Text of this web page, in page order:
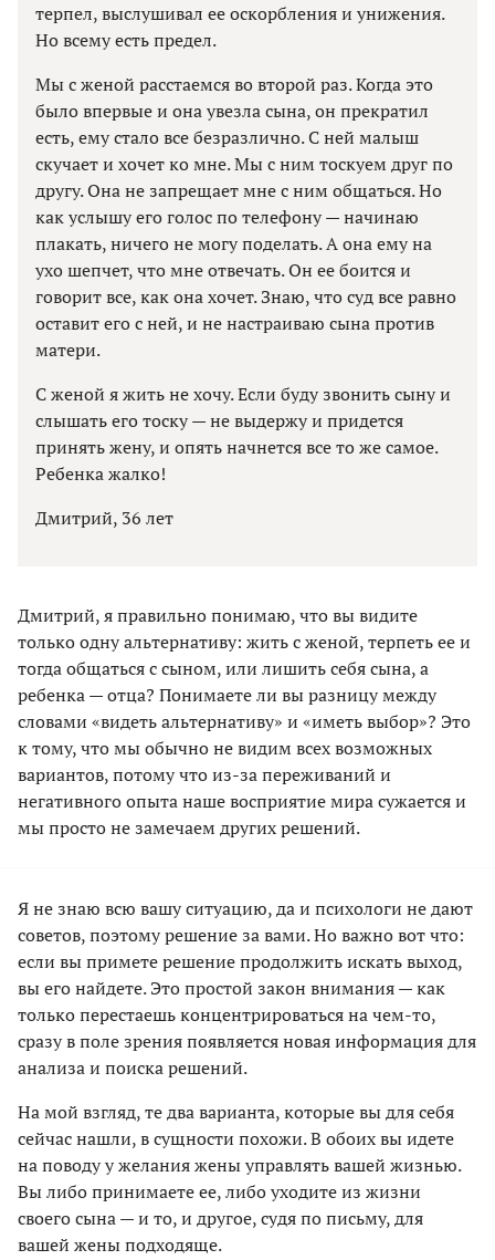
терпел, выслушивал ее оскорбления и унижения.
Но всему есть предел.
Мы с женой расстаемся во второй раз. Когда это
было впервые и она увезла сына, он прекратил
есть, ему стало все безразлично. С ней малыш
скучает и хочет ко мне. Мы с ним тоскуем друг по
другу. Она не запрещает мне с ним общаться. Но
как услышу его голос по телефону — начинаю
плакать, ничего не могу поделать. А она ему на
ухо шепчет, что мне отвечать. Он ее боится и
говорит все, как она хочет. Знаю, что суд все равно
оставит его с ней, и не настраиваю сына против
матери.
С женой я жить не хочу. Если буду звонить сыну и
слышать его тоску — не выдержу и придется
принять жену, и опять начнется все то же самое.
Ребенка жалко!
Дмитрий, 36 лет
Дмитрий, я правильно понимаю, что вы видите
только одну альтернативу: жить с женой, терпеть ее и
тогда общаться с сыном, или лишить себя сына, а
ребенка — отца? Понимаете ли вы разницу между
словами «видеть альтернативу» и «иметь выбор»? Это
к тому, что мы обычно не видим всех возможных
вариантов, потому что из-за переживаний и
негативного опыта наше восприятие мира сужается и
мы просто не замечаем других решений.
Я не знаю всю вашу ситуацию, да и психологи не дают
советов, поэтому решение за вами. Но важно вот что:
если вы примете решение продолжить искать выход,
вы его найдете. Это простой закон внимания — как
только перестаешь концентрироваться на чем-то,
сразу в поле зрения появляется новая информация для
анализа и поиска решений.
На мой взгляд, те два варианта, которые вы для себя
сейчас нашли, в сущности похожи. В обоих вы идете
на поводу у желания жены управлять вашей жизнью.
Вы либо принимаете ее, либо уходите из жизни
своего сына — и то, и другое, судя по письму, для
вашей жены подходяще.